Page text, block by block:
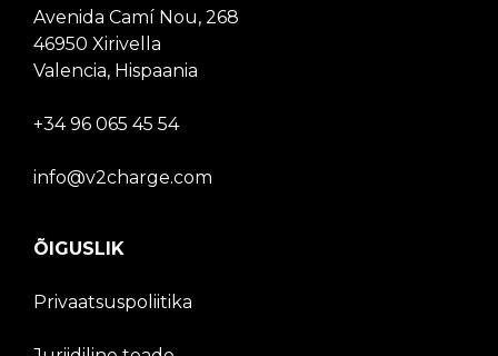
Avenida Camí Nou, 268
46950 Xirivella
Valencia, Hispaania
+34 96 065 45 54
info@v2charge.com
ÕIGUSLIK
Privaatsuspoliitika